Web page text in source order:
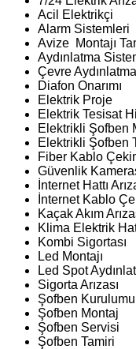
Acil Elektrikçi
Alarm Sistemleri
Avize Montajı
Aydınlatma
Çevre Aydınlatma
Diafon Onarımı
Elektrik Proje
Elektrik Tesisat
Elektrikli Şofben
Elektrikli Şofben
Fiber Kablo
Güvenlik
İnternet Hattı
İnternet Kablo
Kaçak Akım
Klima Elektrik
Kombi Sigortası
Led Montajı
Led Spot
Sigorta Arızası
Şofben Kurulumu
Şofben Montaj
Şofben Servisi
Şofben Tamiri